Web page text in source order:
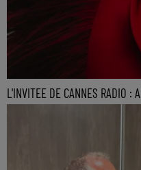
L'INVITEE DE CANNES RADIO :